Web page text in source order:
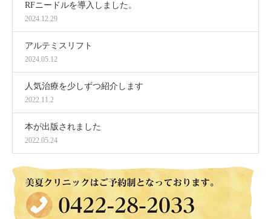
RFニードルを導入しました。
2024.12.29
アルテミスリフト
2024.05.12
人気治療を少しずつ紹介します
2022.11.2
本が出版されました
2022.05.24